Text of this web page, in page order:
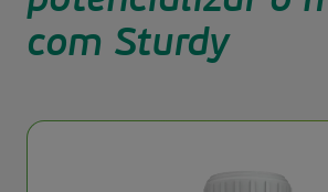
com Sturdy